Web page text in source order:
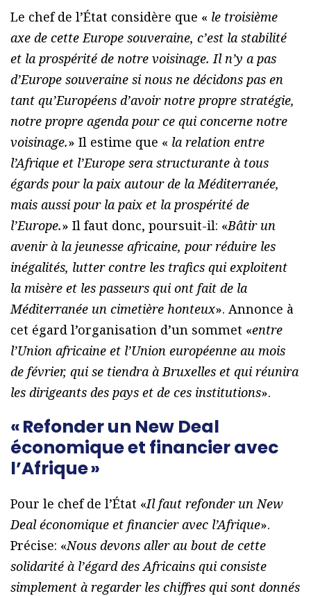
Le chef de l’État considère que « le troisième
axe de cette Europe souveraine, c’est la stabilité
et la prospérité de notre voisinage. Il n’y a pas
d’Europe souveraine si nous ne décidons pas en
tant qu’Européens d’avoir notre propre stratégie,
notre propre agenda pour ce qui concerne notre
voisinage.» Il estime que « la relation entre
l’Afrique et l’Europe sera structurante à tous
égards pour la paix autour de la Méditerranée,
mais aussi pour la paix et la prospérité de
l’Europe.» Il faut donc, poursuit-il: «Bâtir un
avenir à la jeunesse africaine, pour réduire les
inégalités, lutter contre les trafics qui exploitent
la misère et les passeurs qui ont fait de la
Méditerranée un cimetière honteux». Annonce à
cet égard l’organisation d’un sommet «entre
l’Union africaine et l’Union européenne au mois
de février, qui se tiendra à Bruxelles et qui réunira
les dirigeants des pays et de ces institutions».
« Refonder un New Deal
économique et financier avec
l’Afrique »
Pour le chef de l’État «Il faut refonder un New
Deal économique et financier avec l’Afrique».
Précise: «Nous devons aller au bout de cette
solidarité à l’égard des Africains qui consiste
simplement à regarder les chiffres qui sont donnés